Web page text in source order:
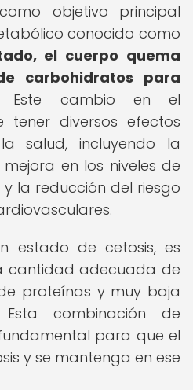
objetivo principal
conocido como
el cuerpo quema
carbohidratos para
Este cambio en el
tener diversos efectos
salud, incluyendo la
en los niveles de
la reducción del riesgo
estado de cetosis, es
cantidad adecuada de
proteínas y muy baja
combinación de
para que el
y se mantenga en ese